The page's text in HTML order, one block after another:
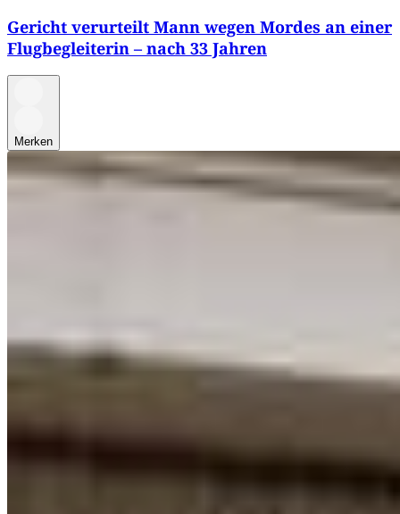
Gericht verurteilt Mann wegen Mordes an einer
Flugbegleiterin – nach 33 Jahren
Merken